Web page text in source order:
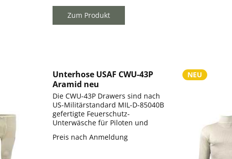
Zum Produkt
Unterhose USAF CWU-43P
Aramid neu
Die CWU-43P Drawers sind nach
US-Militärstandard MIL-D-85040B
gefertigte Feuerschutz-
Unterwäsche für Piloten und
Kleidungsstück besteht aus
Preis nach Anmeldung
NEU